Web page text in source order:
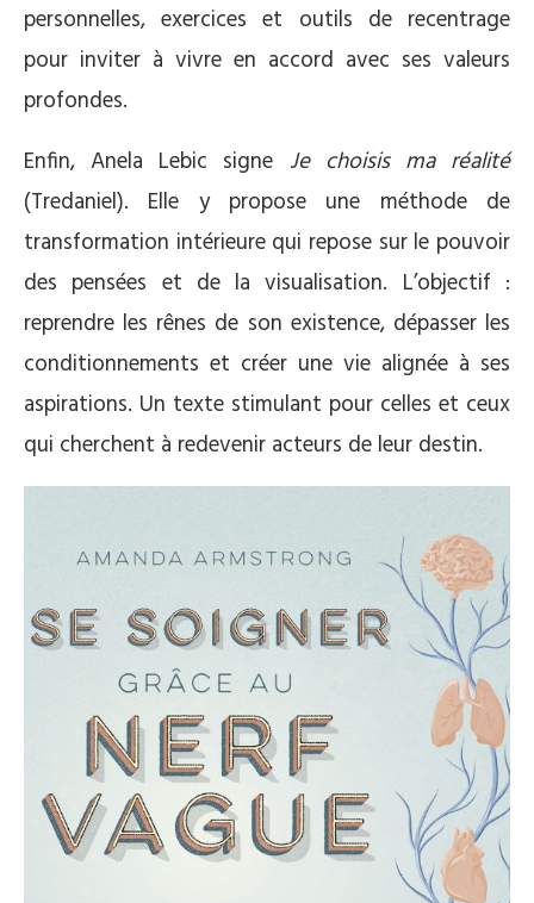
personnelles, exercices et outils de recentrage
pour inviter à vivre en accord avec ses valeurs
profondes.
Enfin, Anela Lebic signe Je choisis ma réalité
(Tredaniel). Elle y propose une méthode de
transformation intérieure qui repose sur le pouvoir
des pensées et de la visualisation. L’objectif :
reprendre les rênes de son existence, dépasser les
conditionnements et créer une vie alignée à ses
aspirations. Un texte stimulant pour celles et ceux
qui cherchent à redevenir acteurs de leur destin.